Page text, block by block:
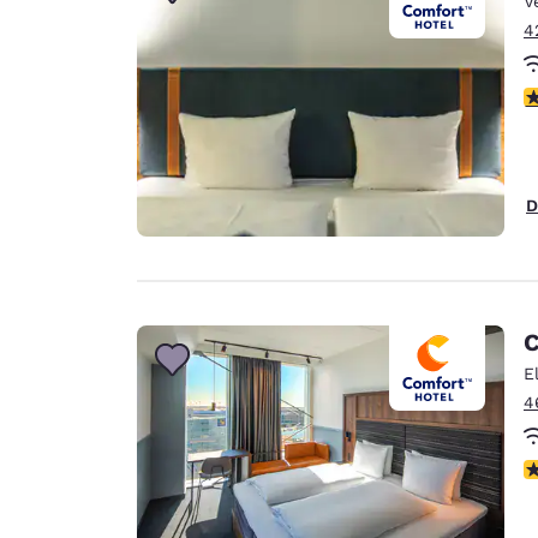
Europa
Deutsch
Spain
United
Ásia-Pacífico
Australia
English